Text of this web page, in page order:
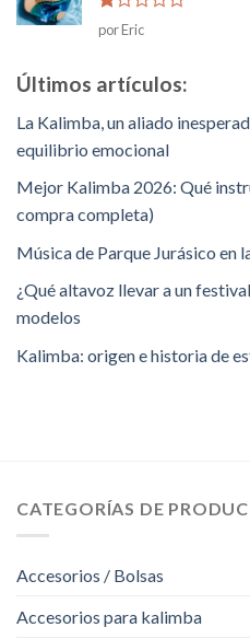
Rated
1
5
por Eric
Últimos artículos:
La Kalimba, un aliado
equilibrio emocional
Mejor Kalimba 2026: Qué
compra completa)
Música de Parque Jurásico en
¿Qué altavoz llevar a un
modelos
Kalimba: origen e historia de
CATEGORÍAS DE
Accesorios / Bolsas
Accesorios para kalimba